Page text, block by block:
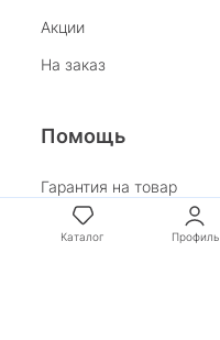
Акции
На заказ
Помощь
Гарантия на товар
Возврат
Каталог Профиль